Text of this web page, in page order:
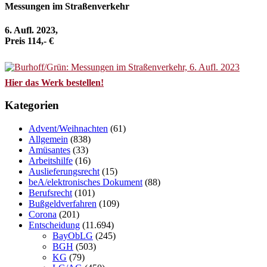
Messungen im Straßenverkehr
6. Aufl. 2023,
Preis 114,- €
Hier das Werk bestellen!
Kategorien
Advent/Weihnachten (61)
Allgemein (838)
Amüsantes (33)
Arbeitshilfe (16)
Auslieferungsrecht (15)
beA/elektronisches Dokument (88)
Berufsrecht (101)
Bußgeldverfahren (109)
Corona (201)
Entscheidung (11.694)
BayObLG (245)
BGH (503)
KG (79)